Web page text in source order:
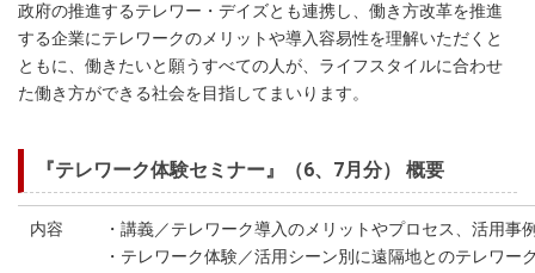
政府の推進するテレワー・デイズとも連携し、働き方改革を推進
する企業にテレワークのメリットや導入容易性を理解いただくと
ともに、働きたいと願うすべての人が、ライフスタイルに合わせ
た働き方ができる社会を目指してまいります。
『テレワーク体験セミナー』（6、7月分） 概要
内容
・講義／テレワーク導入のメリットやプロセス、活用事
・テレワーク体験／活用シーン別に遠隔地とのテレワー